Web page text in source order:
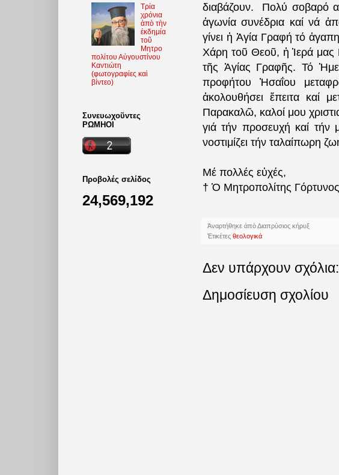
διαβάζουν. Πολύ σοβαρό
ἀγωνία συνέδρια καί νά
γίνει ἡ Ἁγία Γραφή τό
Χάρη τοῦ Θεοῦ, ἡ Ἱερά μας
τῆς Ἁγίας Γραφῆς. Τό
προφήτου Ἠσαΐου
ἀκολουθήσει ἔπειτα καί
Παρακαλῶ, καλοί μου
γιά τήν προσευχή καί τήν
νοστιμίζει τήν ταλαίπωρη
Μέ πολλές εὐχές,
† Ὁ Μητροπολίτης
Ἀναρτήθηκε ἀπὸΔιαπρύσιος κήρυξ
Ἐτικέτες θεολογικά
Δεν υπάρχουν σχόλια:
Δημοσίευση σχολίου
Τρία
χρόνια
ἀπὸ τὴν
ἐκδημία
τοῦ
Μητρο
πολίτου Αὐγουστίνου
Καντιώτη
(φωτoγραφίες καὶ
βίντεο)
Συνευωχοῦντες
ΡΩΜΗΟΙ
Προβολές σελίδος
24,569,192